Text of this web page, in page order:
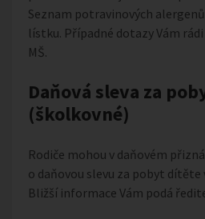
Seznam potravinových
lístku. Případné dotazy Vám
MŠ.
Daňová sleva za
(školkovné)
Rodiče mohou v daňovém
o daňovou slevu za pobyt dítěte
Bližší informace Vám podá